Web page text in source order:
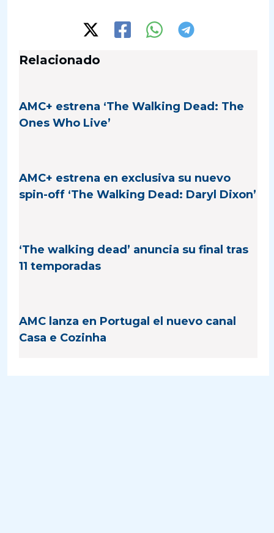
Relacionado
AMC+ estrena ‘The Walking Dead: The
Ones Who Live’
AMC+ estrena en exclusiva su nuevo
spin-off ‘The Walking Dead: Daryl Dixon’
‘The walking dead’ anuncia su final tras
11 temporadas
AMC lanza en Portugal el nuevo canal
Casa e Cozinha